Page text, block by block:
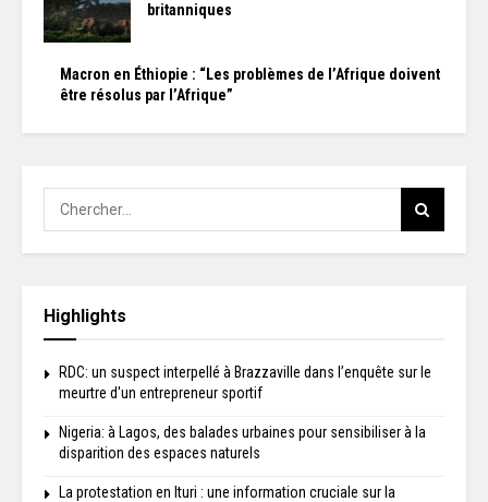
britanniques
Macron en Éthiopie : “Les problèmes de l’Afrique doivent
être résolus par l’Afrique”
Highlights
RDC: un suspect interpellé à Brazzaville dans l’enquête sur le
meurtre d'un entrepreneur sportif
Nigeria: à Lagos, des balades urbaines pour sensibiliser à la
disparition des espaces naturels
La protestation en Ituri : une information cruciale sur la